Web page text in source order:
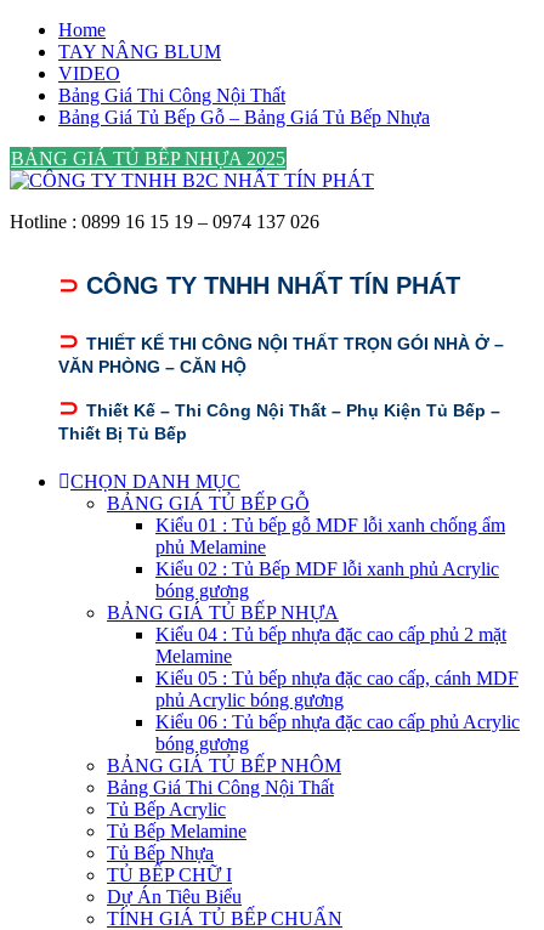
Skip
content
Home
TAY NÂNG BLUM
VIDEO
Bảng Giá Thi Công Nội Thất
Bảng Giá Tủ Bếp Gỗ – Bảng Giá Tủ Bếp Nhựa
BẢNG GIÁ TỦ BẾP NHỰA 2025
Hotline : 0899 16 15 19 – 0974 137 026
⊃ CÔNG TY TNHH NHẤT TÍN PHÁT
⊃ THIẾT KẾ THI CÔNG NỘI THẤT TRỌN GÓI NHÀ Ở –
VĂN PHÒNG – CĂN HỘ
⊃ Thiết Kế – Thi Công Nội Thất – Phụ Kiện Tủ Bếp –
Thiết Bị Tủ Bếp
CHỌN DANH MỤC
BẢNG GIÁ TỦ BẾP GỖ
Kiểu 01 : Tủ bếp gỗ MDF lỗi xanh chống ẩm
phủ Melamine
Kiểu 02 : Tủ Bếp MDF lỗi xanh phủ Acrylic
bóng gương
BẢNG GIÁ TỦ BẾP NHỰA
Kiểu 04 : Tủ bếp nhựa đặc cao cấp phủ 2 mặt
Melamine
Kiểu 05 : Tủ bếp nhựa đặc cao cấp, cánh MDF
phủ Acrylic bóng gương
Kiểu 06 : Tủ bếp nhựa đặc cao cấp phủ Acrylic
bóng gương
BẢNG GIÁ TỦ BẾP NHÔM
Bảng Giá Thi Công Nội Thất
Tủ Bếp Acrylic
Tủ Bếp Melamine
Tủ Bếp Nhựa
TỦ BẾP CHỮ I
Dự Án Tiêu Biểu
TÍNH GIÁ TỦ BẾP CHUẨN